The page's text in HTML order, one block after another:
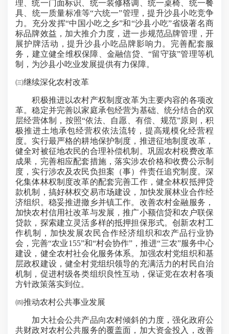
理、统一门面标识、统一装修格调、统一桌椅、统一餐
具、统一质量标准等“六统一”管理，提升沙县小吃竞争
力。充分发挥“中国小吃之乡”和“沙县小吃”省级著名商
标品牌效益，加大推介力度，进一步规范品牌管理，开
展护牌活动，提升沙县小吃品牌影响力。完善配套服
务，建立健全维权保障、金融信贷、“留守孩”管理等机
制，为沙县小吃业发展提供有力保障。
㈢继续深化农村改革
积极推进以农村产权制度改革为主要内容的各项改
革。稳定并完善以家庭承包经营为基础、统分结合的双
层经营体制，按照“依法、自愿、有偿、规范”原则，积
极推进土地承包经营权依法流转，提高规模化经营程
度。实行最严格的耕地保护制度，推进征地制度改革，
健全对被征地农民的合理补偿机制。巩固农村税费改革
成果，完善相应配套措施，落实涉农价格和收费公示制
度，实行涉农及农民负担案（事）件责任追究制度。深
化集体林权制度改革的配套完善工作，健全林权抵押贷
款机制，搞好林权交易市场建设，加快发展林业合作经
济组织。稳妥推进撤乡并镇工作。改善农村金融服务，
加快农村信用社改革与发展，推广小额信贷和农户联保
贷款，探索建立灵活多样的抵押担保形式。创新农村工
作机制，加快发展农民合作经济组织和农产品行业协
会，完善“农业155”和“村会协作”，推进“三农”服务中心
建设，健全农村社会化服务体系。加强农村党组织和基
层政权建设，健全村党组织领导的充满活力的村民自治
机制，促进村级各类组织良性互动，保证党在农村各项
方针政策落实到位。
㈣推动农村公共事业发展
加大社会公共产品向农村倾斜的力度，强化政府公
共财政对农村公共服务的覆盖面，加大资金投入，改善